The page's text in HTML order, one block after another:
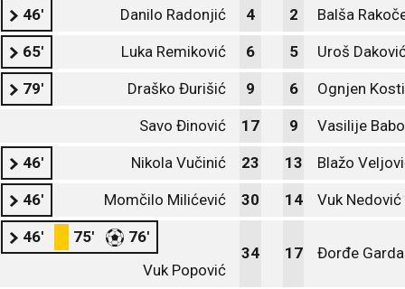
46' Danilo Radonjić 4 2 Balša
65' Luka Remiković 6 5 Uroš
79' Draško Đurišić 9 6 Ognjen
Savo Đinović 17 9 Vasilije
46' Nikola Vučinić 23 13 Blažo
46' Momčilo Milićević 30 14 Vuk Nedović
46' 75'
76'
Vuk Popović
34 17 Đorđe